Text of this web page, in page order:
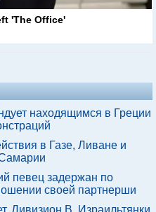
'The Office'
находящимся в Греции
в Газе, Ливане и
певец задержан по
своей партнерши